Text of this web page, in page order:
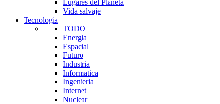
Lugares del Planeta
Vida salvaje
Tecnologia
TODO
Energia
Espacial
Futuro
Industria
Informatica
Ingenieria
Internet
Nuclear